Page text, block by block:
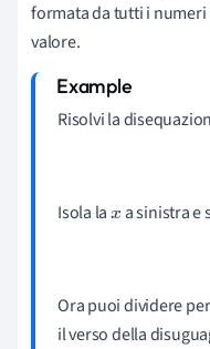
formata da tutti i
valore.
Risolvi la
Isola lax a sinistra e
Ora puoi dividere per
il verso della